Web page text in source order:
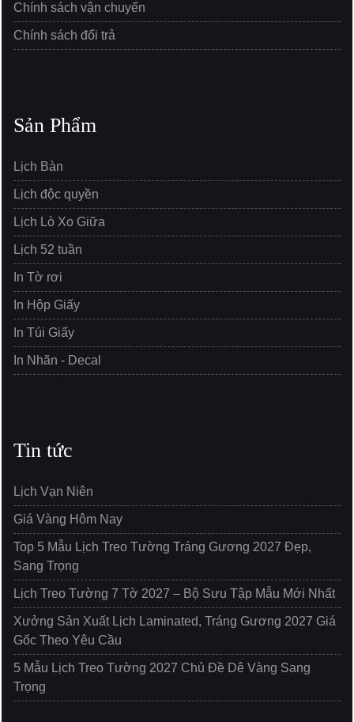
Chính sách vận chuyển
Chính sách đổi trả
Sản Phẩm
Lịch Bàn
Lịch độc quyền
Lịch Lò Xo Giữa
Lịch 52 tuần
In Tờ rơi
In Hộp Giấy
In Túi Giấy
In Nhãn - Decal
Tin tức
Lịch Vạn Niên
Giá Vàng Hôm Nay
Top 5 Mẫu Lịch Treo Tường Tráng Gương 2027 Đẹp,
Sang Trọng
Lịch Treo Tường 7 Tờ 2027 – Bộ Sưu Tập Mẫu Mới Nhất
Xưởng Sản Xuất Lịch Laminated, Tráng Gương 2027 Giá
Gốc Theo Yêu Cầu
5 Mẫu Lịch Treo Tường 2027 Chủ Đề Dê Vàng Sang
Trọng